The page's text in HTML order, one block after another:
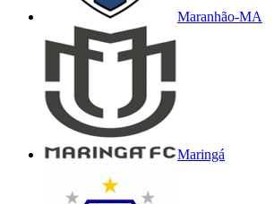
Maranhão-MA
Maringá